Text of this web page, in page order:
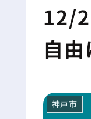
12/
自由
神戸市